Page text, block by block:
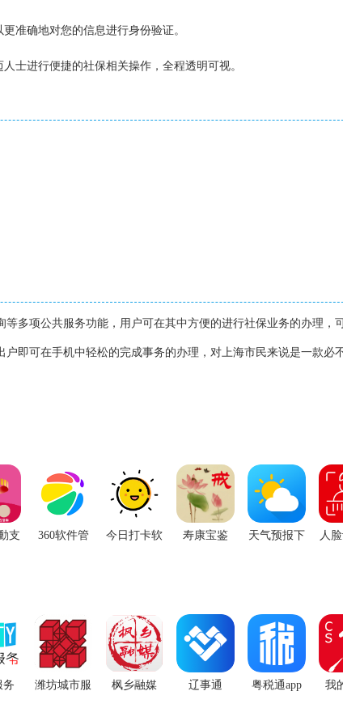
准确地对您的信息进行身份验证。
士进行便捷的社保相关操作，全程透明可视。
等多项公共服务功能，用户可在其中方便的进行社保业务的办理，
即可在手机中轻松的完成事务的办理，对上海市民来说是一款必
支 360软件管 今日打卡软 寿康宝鉴 天气预报下 人
务 潍坊城市服 枫乡融媒 辽事通 粤税通app 我